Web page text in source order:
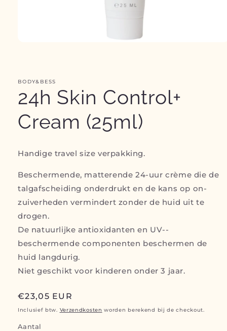
BODY&BESS
24h Skin Control+
Cream (25ml)
Handige travel size verpakking.
Beschermende, matterende 24-uur crème die de
talgafscheiding onderdrukt en de kans op on­
zuiverheden vermindert zonder de huid uit te
drogen.
De natuurlijke antioxidanten en UV-­
beschermende componenten beschermen de
huid langdurig.
Niet geschikt voor kinderen onder 3 jaar.
Normale
prijs
€23,05 EUR
Inclusief btw. Verzendkosten worden berekend bij de checkout.
Aantal